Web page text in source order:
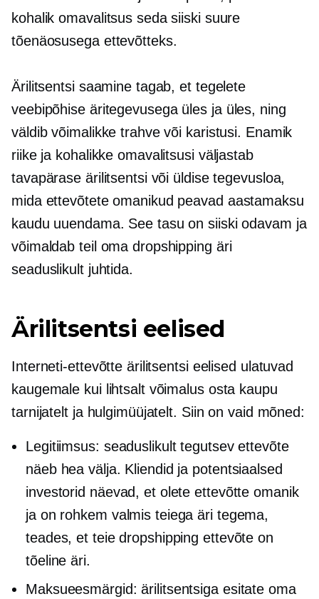
kohalik omavalitsus seda siiski suure
tõenäosusega ettevõtteks.
Ärilitsentsi saamine tagab, et tegelete
veebipõhise äritegevusega üles ja üles, ning
väldib võimalikke trahve või karistusi. Enamik
riike ja kohalikke omavalitsusi väljastab
tavapärase ärilitsentsi või üldise tegevusloa,
mida ettevõtete omanikud peavad aastamaksu
kaudu uuendama. See tasu on siiski odavam ja
võimaldab teil oma dropshipping äri
seaduslikult juhtida.
Ärilitsentsi eelised
Interneti-ettevõtte ärilitsentsi eelised ulatuvad
kaugemale kui lihtsalt võimalus osta kaupu
tarnijatelt ja hulgimüüjatelt. Siin on vaid mõned:
Legitiimsus: seaduslikult tegutsev ettevõte
näeb hea välja. Kliendid ja potentsiaalsed
investorid näevad, et olete ettevõtte omanik
ja on rohkem valmis teiega äri tegema,
teades, et teie dropshipping ettevõte on
tõeline äri.
Maksueesmärgid: ärilitsentsiga esitate oma